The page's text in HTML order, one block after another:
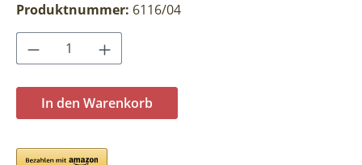
Produktnummer: 6116/04
Produkt Anzahl: Gib den gewünschten
In den Warenkorb